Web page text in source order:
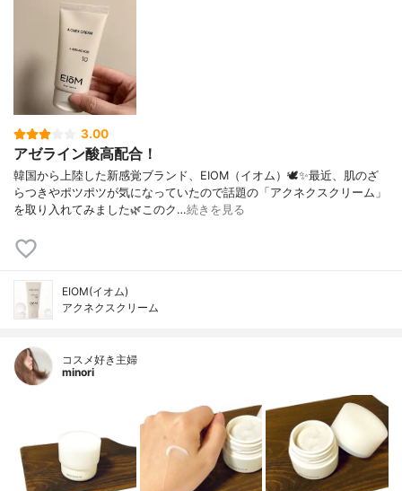
3.00
アゼライン酸高配合！
韓国から上陸した新感覚ブランド、EIOM（イオム）🕊️✨最近、肌のざ
らつきやポツポツが気になっていたので話題の「アクネクスクリーム」
を取り入れてみました🌿このク…続きを見る
EIOM(イオム)
アクネクスクリーム
コスメ好き主婦
minori